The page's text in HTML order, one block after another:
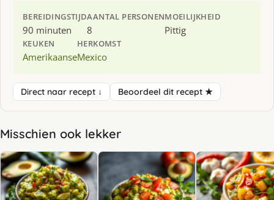
BEREIDINGSTIJD
90 minuten
AANTAL PERSONEN
8
MOEILIJKHEID
Pittig
KEUKEN
Amerikaanse
HERKOMST
Mexico
Direct naar recept ↓ Beoordeel dit recept ★
Misschien ook lekker